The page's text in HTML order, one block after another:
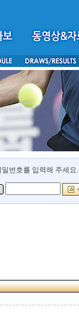
밀번호를 입력해 주세요.